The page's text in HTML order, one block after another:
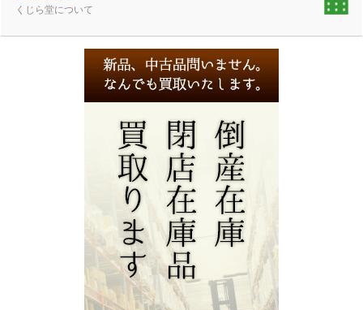
くじら堂について